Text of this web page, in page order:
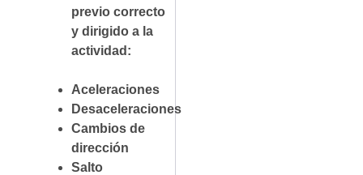
previo correcto
y dirigido a la
actividad:
Aceleraciones
Desaceleraciones
Cambios de
dirección
Salto